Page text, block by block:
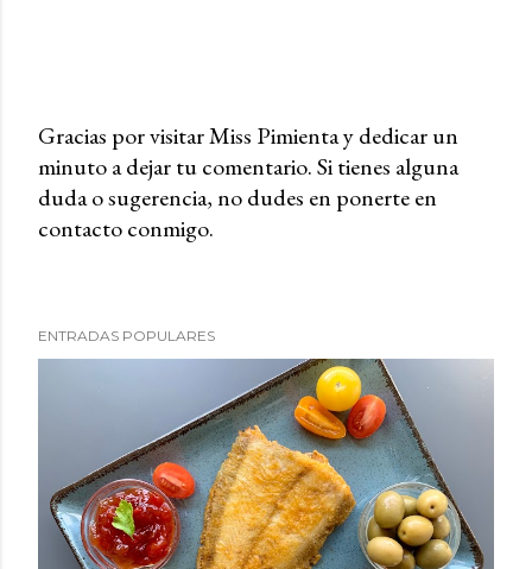
P
u
b
a
Gracias por visitar Miss Pimienta y dedicar un
minuto a dejar tu comentario. Si tienes alguna
duda o sugerencia, no dudes en ponerte en
contacto conmigo.
ENTRADAS POPULARES